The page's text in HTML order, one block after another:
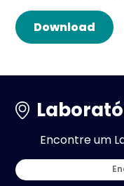
Download
Encontre um